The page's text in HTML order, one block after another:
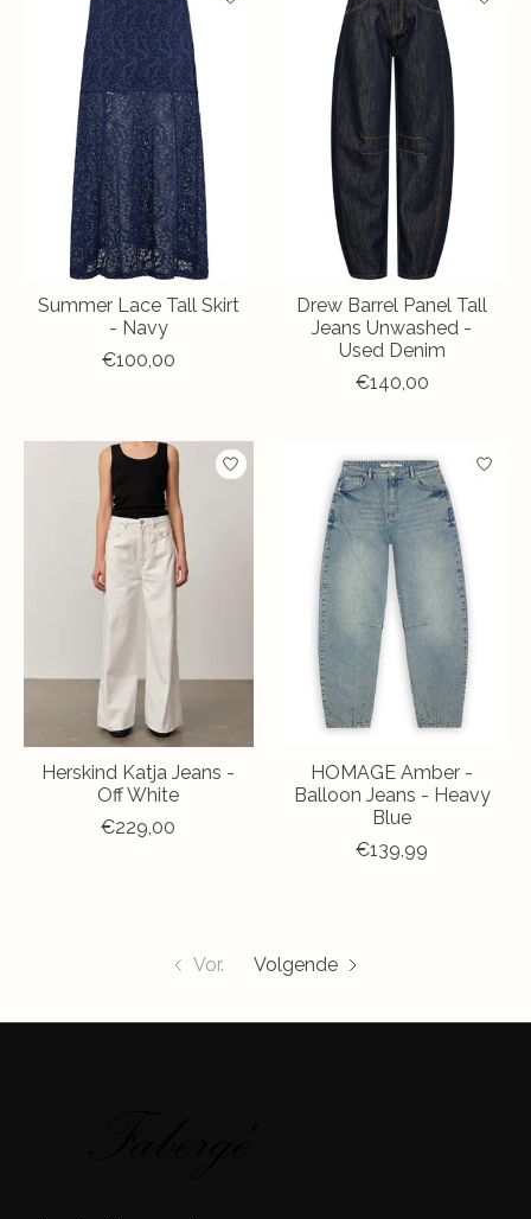
Summer Lace Tall Skirt
- Navy
€100,00
Drew Barrel Panel Tall
Jeans Unwashed -
Used Denim
€140,00
Herskind Katja Jeans -
Off White
€229,00
HOMAGE Amber -
Balloon Jeans - Heavy
Blue
€139,99
Vor. Volgende